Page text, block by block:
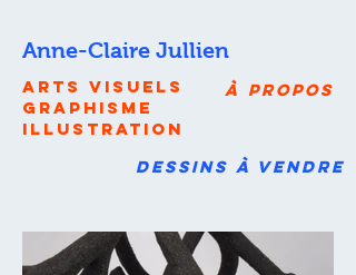
Anne-Claire Jullien
arts visuels
graphisme
illustration
à propos
dessins à vendre